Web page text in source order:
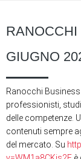
GIUGNO
Ranocchi
professionisti,
delle competenze.
contenuti sempre
del mercato. Su